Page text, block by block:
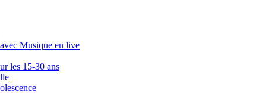
Musique en live
les 15-30 ans